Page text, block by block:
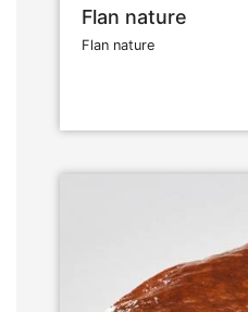
Flan nature
Flan nature